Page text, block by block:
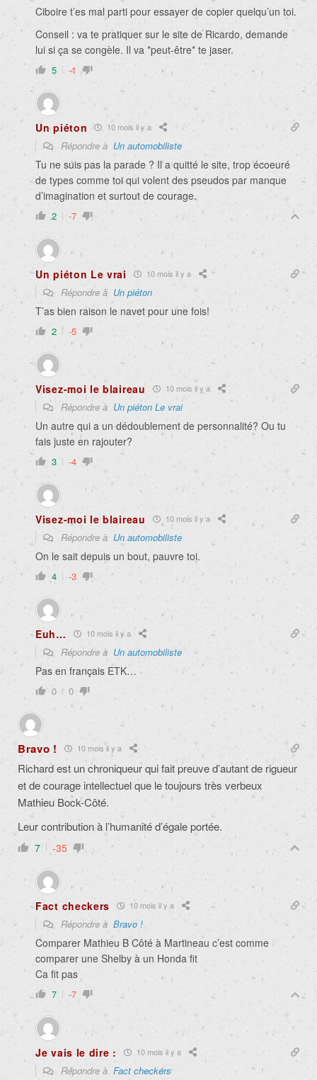
Ciboire t’es mal parti pour essayer de copier quelqu’un toi.
Conseil : va te pratiquer sur le site de Ricardo, demande
lui si ça se congèle. Il va *peut-être* te jaser.
5 -1
Un piéton 10 mois il y a
Répondre à Un automobiliste
Tu ne suis pas la parade ? Il a quitté le site, trop écoeuré
de types comme toi qui volent des pseudos par manque
d’imagination et surtout de courage.
2 -7
Un piéton Le vrai 10 mois il y a
Répondre à Un piéton
T’as bien raison le navet pour une fois!
2 -5
Visez-moi le blaireau 10 mois il y a
Répondre à Un piéton Le vrai
Un autre qui a un dédoublement de personnalité? Ou tu
fais juste en rajouter?
3 -4
Visez-moi le blaireau 10 mois il y a
Répondre à Un automobiliste
On le sait depuis un bout, pauvre toi.
4 -3
Euh… 10 mois il y a
Répondre à Un automobiliste
Pas en français ETK…
0 0
Bravo ! 10 mois il y a
Richard est un chroniqueur qui fait preuve d’autant de rigueur
et de courage intellectuel que le toujours très verbeux
Mathieu Bock-Côté.
Leur contribution à l’humanité d’égale portée.
7 -35
Fact checkers 10 mois il y a
Répondre à Bravo !
Comparer Mathieu B Côté à Martineau c’est comme
comparer une Shelby à un Honda fit
Ca fit pas
7 -7
Je vais le dire : 10 mois il y a
Répondre à Fact checkers